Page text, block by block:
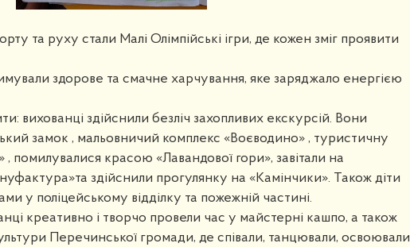
та руху стали Малі Олімпійські ігри, де кожен зміг проявити
здорове та смачне харчування, яке заряджало енергією
вихованці здійснили безліч захопливих екскурсій. Вони
замок , мальовничий комплекс «Воєводино» , туристичну
, помилувалися красою «Лавандової гори», завітали на
здійснили прогулянку на «Камінчики». Також діти
у поліцейському відділку та пожежній частині.
креативно і творчо провели час у майстерні кашпо, а також
Перечинської громади, де співали, танцювали, освоювали